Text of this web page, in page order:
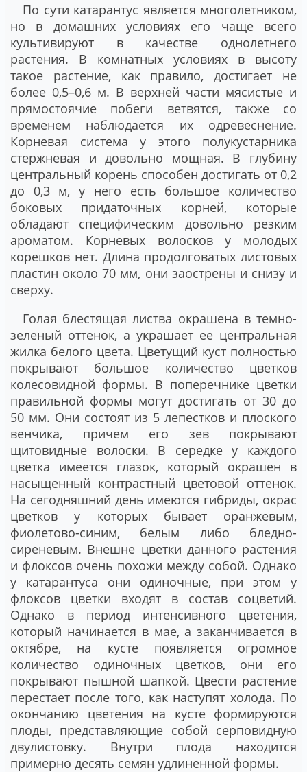
По сути катарантус является многолетником,
но в домашних условиях его чаще всего
культивируют в качестве однолетнего
растения. В комнатных условиях в высоту
такое растение, как правило, достигает не
более 0,5–0,6 м. В верхней части мясистые и
прямостоячие побеги ветвятся, также со
временем наблюдается их одревеснение.
Корневая система у этого полукустарника
стержневая и довольно мощная. В глубину
центральный корень способен достигать от 0,2
до 0,3 м, у него есть большое количество
боковых придаточных корней, которые
обладают специфическим довольно резким
ароматом. Корневых волосков у молодых
корешков нет. Длина продолговатых листовых
пластин около 70 мм, они заострены и снизу и
сверху.
Голая блестящая листва окрашена в темно-
зеленый оттенок, а украшает ее центральная
жилка белого цвета. Цветущий куст полностью
покрывают большое количество цветков
колесовидной формы. В поперечнике цветки
правильной формы могут достигать от 30 до
50 мм. Они состоят из 5 лепестков и плоского
венчика, причем его зев покрывают
щитовидные волоски. В середке у каждого
цветка имеется глазок, который окрашен в
насыщенный контрастный цветовой оттенок.
На сегодняшний день имеются гибриды, окрас
цветков у которых бывает оранжевым,
фиолетово-синим, белым либо бледно-
сиреневым. Внешне цветки данного растения
и флоксов очень похожи между собой. Однако
у катарантуса они одиночные, при этом у
флоксов цветки входят в состав соцветий.
Однако в период интенсивного цветения,
который начинается в мае, а заканчивается в
октябре, на кусте появляется огромное
количество одиночных цветков, они его
покрывают пышной шапкой. Цвести растение
перестает после того, как наступят холода. По
окончанию цветения на кусте формируются
плоды, представляющие собой серповидную
двулистовку. Внутри плода находится
примерно десять семян удлиненной формы.